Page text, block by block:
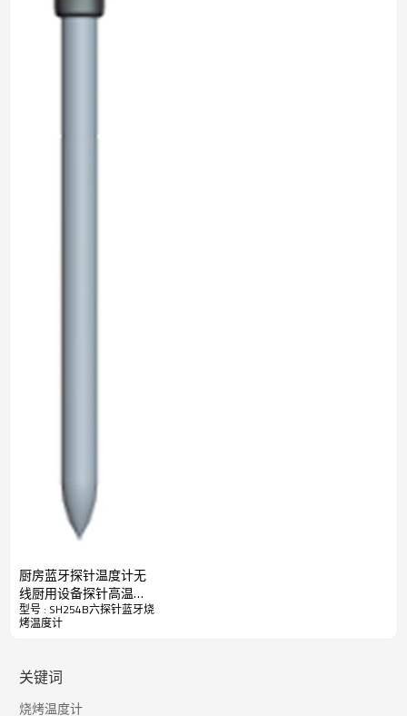
分享。
厨房蓝牙探针温度计无
线厨用设备探针高温温
度计炸锅加热台表面温
度测量烤肉食物油温测
牙传输手机监控
型号 : SH254B六探针蓝牙烧
烤温度计
关键词
烧烤温度计